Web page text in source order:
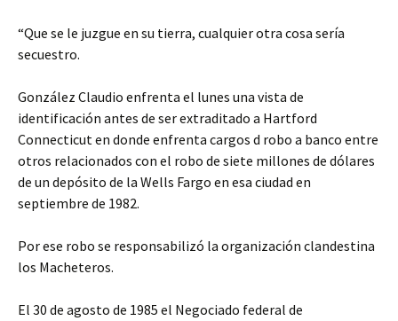
“Que se le juzgue en su tierra, cualquier otra cosa sería
secuestro.
González Claudio enfrenta el lunes una vista de
identificación antes de ser extraditado a Hartford
Connecticut en donde enfrenta cargos d robo a banco entre
otros relacionados con el robo de siete millones de dólares
de un depósito de la Wells Fargo en esa ciudad en
septiembre de 1982.
Por ese robo se responsabilizó la organización clandestina
los Macheteros.
El 30 de agosto de 1985 el Negociado federal de